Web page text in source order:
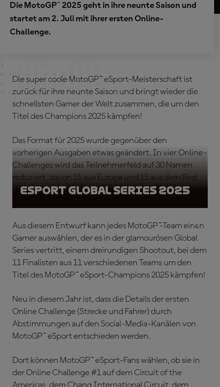
Die MotoGP™ 2025 geht in ihre neunte Saison und
startet am 2. Juli mit ihrer ersten Online-
Challenge.
Die super coole MotoGP™ eSport-Meisterschaft ist
zurück für ihre neunte Saison und bringt wieder die
schnellsten Gamer der Welt zusammen, die um den
Titel des Champions 2025 kämpfen!
Das Format für 2025 wurde gegenüber den
vorherigen Ausgaben etwas geändert. In vier Online-
Challenges wird das Teilnehmerfeld auf 30 Namen
reduziert, davon 15 aus Europa und 15 aus dem Rest
der Welt.
eSport Global Series 2025
Aus diesem Entwurf kann jedes MotoGP™-Team einen
Gamer auswählen, der es in der glamourösen Global
Series vertritt, einem dreirundigen Shootout, bei dem
11 Finalisten aus 11 verschiedenen Teams um den
Titel des MotoGP™ eSport-Champions 2025 kämpfen!
Neu in diesem Jahr ist, dass die Details der ersten
Online Challenge (Strecke und Fahrer) durch
Abstimmungen auf den Social-Media-Kanälen von
MotoGP™ eSport entschieden werden.
Dort können MotoGP™ eSport-Fans wählen, ob sie in
der Online Challenge #1 auf dem Circuit of the
Americas, dem Chang International Circuit, dem